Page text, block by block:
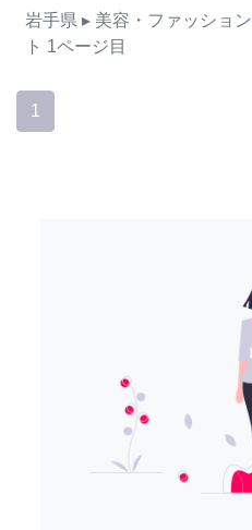
岩手県 ▸ 美容・ファッション
ト 1ページ目
1